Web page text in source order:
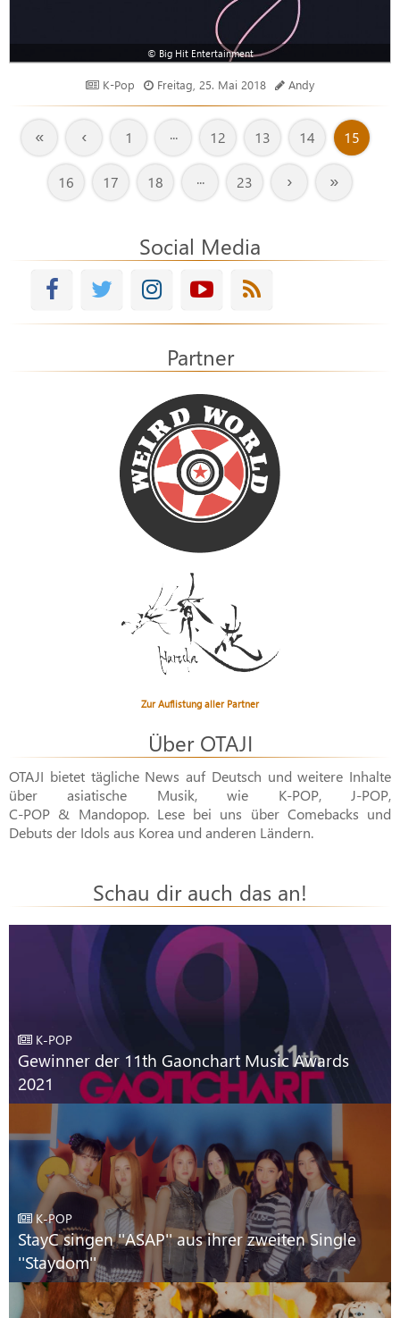
© Big Hit Entertainment
K-Pop Freitag, 25. Mai 2018 Andy
« ‹ 1 ··· 12 13 14 15
16 17 18 ··· 23 › »
Social Media
Partner
Zur Auflistung aller Partner
Über OTAJI
OTAJI bietet tägliche News auf Deutsch und weitere Inhalte
über asiatische Musik, wie K-POP, J-POP,
C-POP & Mandopop. Lese bei uns über Comebacks und
Debuts der Idols aus Korea und anderen Ländern.
Schau dir auch das an!
K-POP
Gewinner der 11th Gaonchart Music Awards
2021
K-POP
StayC singen ''ASAP'' aus ihrer zweiten Single
''Staydom''